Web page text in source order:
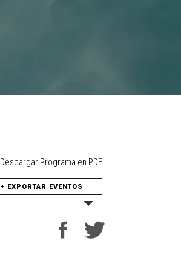
Descargar Programa en PDF
+ EXPORTAR EVENTOS